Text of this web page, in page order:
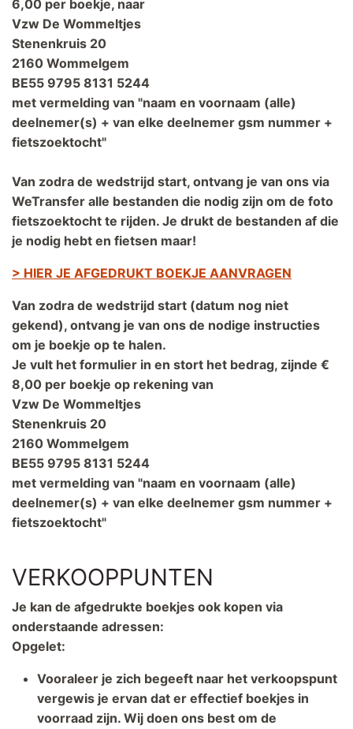
6,00 per boekje, naar
Vzw De Wommeltjes
Stenenkruis 20
2160 Wommelgem
BE55 9795 8131 5244
met vermelding van "naam en voornaam (alle)
deelnemer(s) + van elke deelnemer gsm nummer +
fietszoektocht"
Van zodra de wedstrijd start, ontvang je van ons via
WeTransfer alle bestanden die nodig zijn om de foto
fietszoektocht te rijden. Je drukt de bestanden af die
je nodig hebt en fietsen maar!
> HIER JE AFGEDRUKT BOEKJE AANVRAGEN
Van zodra de wedstrijd start (datum nog niet
gekend), ontvang je van ons de nodige instructies
om je boekje op te halen.
Je vult het formulier in en stort het bedrag, zijnde €
8,00 per boekje op rekening van
Vzw De Wommeltjes
Stenenkruis 20
2160 Wommelgem
BE55 9795 8131 5244
met vermelding van "naam en voornaam (alle)
deelnemer(s) + van elke deelnemer gsm nummer +
fietszoektocht"
VERKOOPPUNTEN
Je kan de afgedrukte boekjes ook kopen via
onderstaande adressen:
Opgelet:
Vooraleer je zich begeeft naar het verkoopspunt
vergewis je ervan dat er effectief boekjes in
voorraad zijn. Wij doen ons best om de